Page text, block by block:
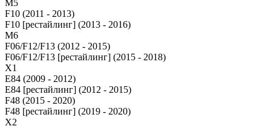
М5
F10 (2011 - 2013)
F10 [рестайлинг] (2013 - 2016)
M6
F06/F12/F13 (2012 - 2015)
F06/F12/F13 [рестайлинг] (2015 - 2018)
X1
E84 (2009 - 2012)
E84 [рестайлинг] (2012 - 2015)
F48 (2015 - 2020)
F48 [рестайлинг] (2019 - 2020)
X2